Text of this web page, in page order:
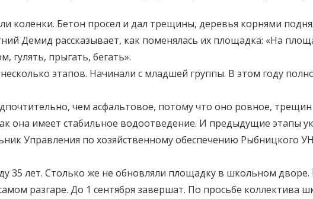
коленки. Бетон просел и дал трещины, деревья корнями
Демид рассказывает, как поменялась их площадка: «На
гулять, прыгать, бегать».
этапов. Начинали с младшей группы. В этом году
чем асфальтовое, потому что оно ровное,
она имеет стабильное водоотведение. И предыдущие этапы
Управления по хозяйственному обеспечению Рыбницкого
лет. Столько же не обновляли площадку в школьном дворе.
разгаре. До 1 сентября завершат. По просьбе коллектива